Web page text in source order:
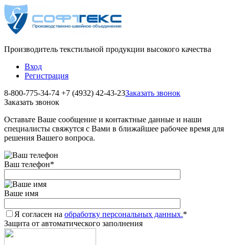
Производитель текстильной продукции высокого качества
Вход
Регистрация
8-800-775-34-74 +7 (4932) 42-43-23Заказать звонок
Заказать звонок
Оставьте Ваше сообщение и контактные данные и наши
специалисты свяжутся с Вами в ближайшее рабочее время для
решения Вашего вопроса.
Ваш телефон*
Ваше имя
Я согласен на обработку персональных данных.*
Защита от автоматического заполнения